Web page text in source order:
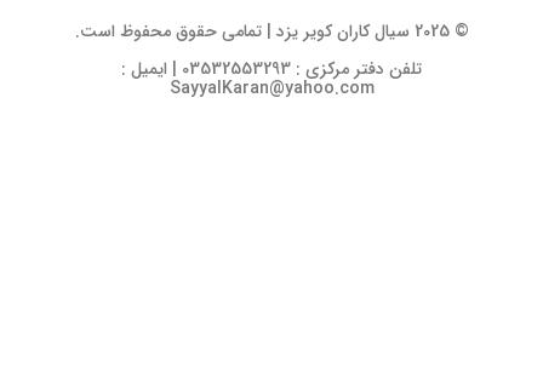
© 2025 سیال کاران کویر یزد | تمامی حقوق محفوظ است.
تلفن دفتر مرکزی : 03532553293 | ایمیل :
SayyalKaran@yahoo.com